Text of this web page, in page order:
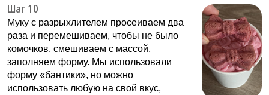
Шаг 10
Муку с разрыхлителем просеиваем два
раза и перемешиваем, чтобы не было
комочков, смешиваем с массой,
заполняем форму. Мы использовали
форму «бантики», но можно
использовать любую на свой вкус,